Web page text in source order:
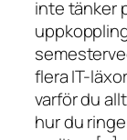
inte tänker
flera IT-
varför du
hur du